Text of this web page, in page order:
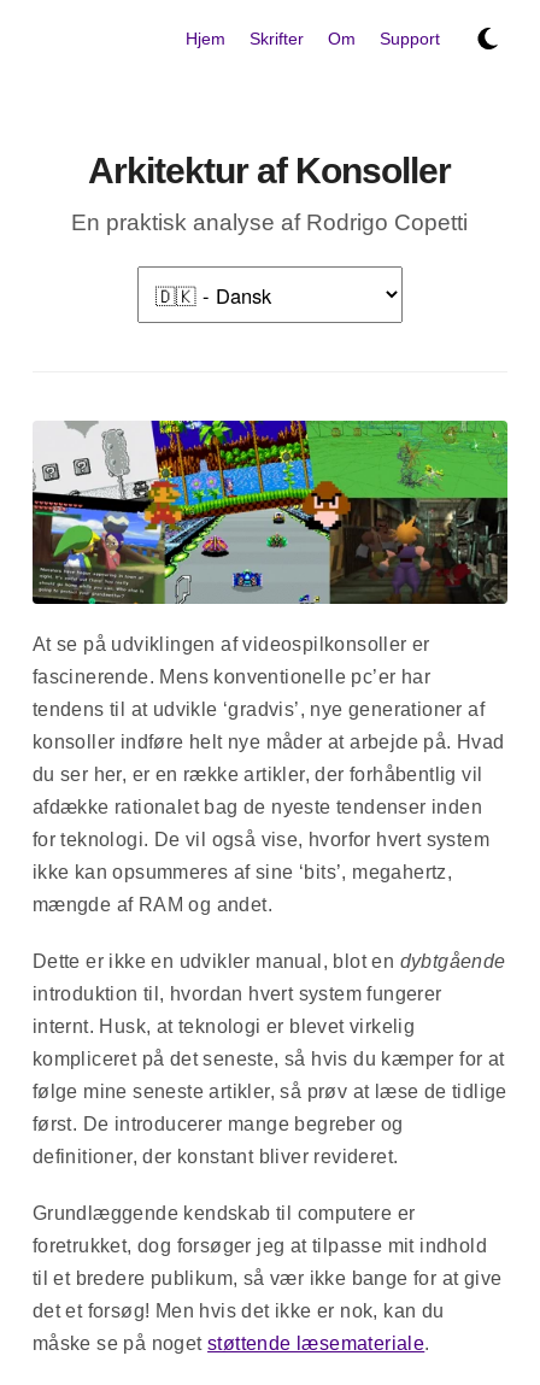
Hjem Skrifter Om Support
Arkitektur af Konsoller
En praktisk analyse af Rodrigo Copetti
At se på udviklingen af videospilkonsoller er
fascinerende. Mens konventionelle pc’er har
tendens til at udvikle ‘gradvis’, nye generationer af
konsoller indføre helt nye måder at arbejde på. Hvad
du ser her, er en række artikler, der forhåbentlig vil
afdække rationalet bag de nyeste tendenser inden
for teknologi. De vil også vise, hvorfor hvert system
ikke kan opsummeres af sine ‘bits’, megahertz,
mængde af RAM og andet.
Dette er ikke en udvikler manual, blot en dybtgående
introduktion til, hvordan hvert system fungerer
internt. Husk, at teknologi er blevet virkelig
kompliceret på det seneste, så hvis du kæmper for at
følge mine seneste artikler, så prøv at læse de tidlige
først. De introducerer mange begreber og
definitioner, der konstant bliver revideret.
Grundlæggende kendskab til computere er
foretrukket, dog forsøger jeg at tilpasse mit indhold
til et bredere publikum, så vær ikke bange for at give
det et forsøg! Men hvis det ikke er nok, kan du
måske se på nogetstøttende læsemateriale.